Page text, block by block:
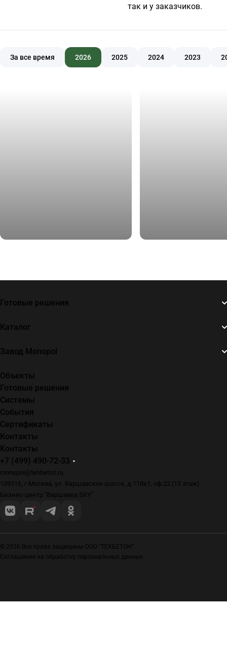
так и у заказчиков.
За все время 2026 2025 2024 2023
Готовые решения
Каталог
Завод Monopol
Объекты
Готовые решения
Системы
События
Сертификаты
Контакты
Контакты
+7 (499) 490-72-33
monopol@tehbeton.ru
109316, г.Москва, ул. Варшавское шоссе, д.118к1, оф.22 (13 этаж).
Бизнес-центр "Варшавка SKY"
© 2026 Все права защищены ООО "ТЕХБЕТОН".
Соглашение на обработку персональных данных